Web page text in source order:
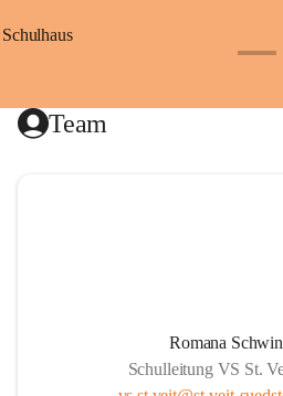
Schulhaus
Team
Romana
Schulleitung VS St.